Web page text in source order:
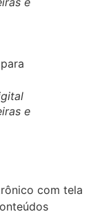
e
com tela